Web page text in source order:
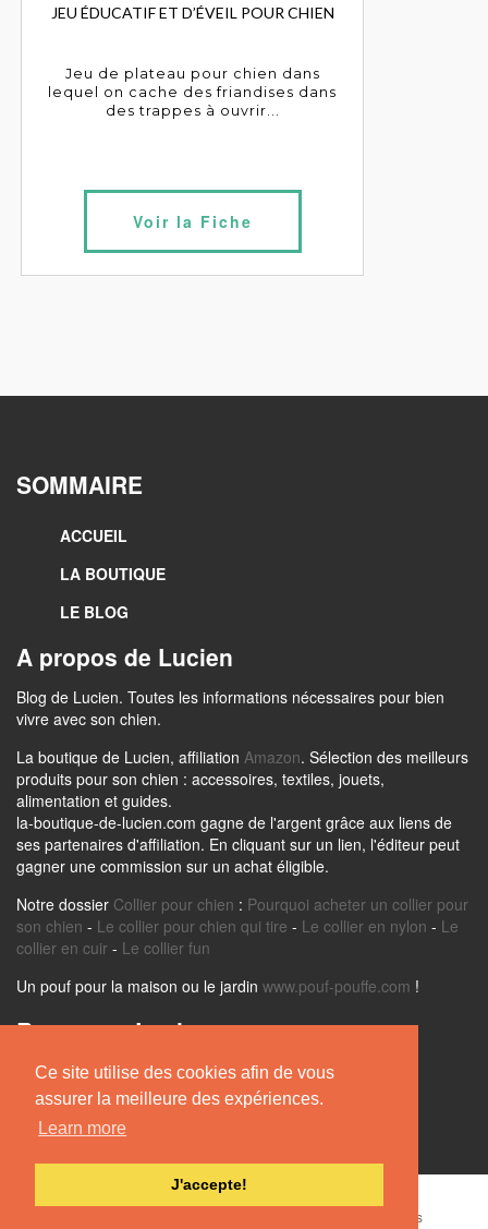
Ce site utilise des cookies afin de vous
assurer la meilleure des expériences.
Learn more
J'accepte!
JEU ÉDUCATIF ET D’ÉVEIL POUR CHIEN
Jeu de plateau pour chien dans
lequel on cache des friandises dans
des trappes à ouvrir...
Voir la Fiche
SOMMAIRE
ACCUEIL
LA BOUTIQUE
LE BLOG
A propos de Lucien
Blog de Lucien. Toutes les informations nécessaires pour bien
vivre avec son chien.
La boutique de Lucien, affiliation Amazon. Sélection des meilleurs
produits pour son chien : accessoires, textiles, jouets,
alimentation et guides.
la-boutique-de-lucien.com gagne de l'argent grâce aux liens de
ses partenaires d'affiliation. En cliquant sur un lien, l'éditeur peut
gagner une commission sur un achat éligible.
Notre dossier Collier pour chien : Pourquoi acheter un collier pour
son chien - Le collier pour chien qui tire - Le collier en nylon - Le
collier en cuir - Le collier fun
Un pouf pour la maison ou le jardin www.pouf-pouffe.com !
Retrouvez Lucien sur
Nos Partenaires